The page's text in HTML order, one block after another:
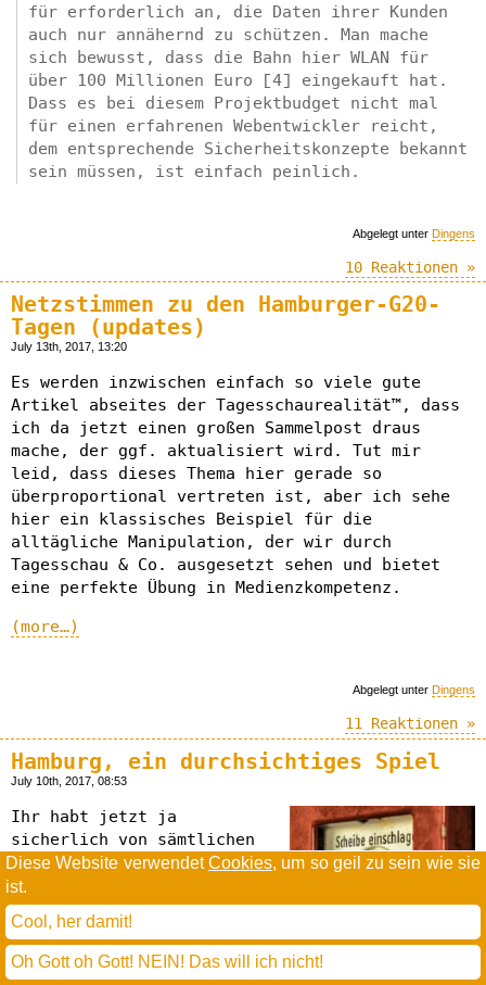
Diese Website verwendetCookies, um so geil zu sein wie sie
ist.
Cool, her damit!
Oh Gott oh Gott! NEIN! Das will ich nicht!
für erforderlich an, die Daten ihrer Kunden
auch nur annähernd zu schützen. Man mache
sich bewusst, dass die Bahn hier WLAN für
über 100 Millionen Euro [4] eingekauft hat.
Dass es bei diesem Projektbudget nicht mal
für einen erfahrenen Webentwickler reicht,
dem entsprechende Sicherheitskonzepte bekannt
sein müssen, ist einfach peinlich.
Abgelegt unter Dingens
10 Reaktionen »
Netzstimmen zu den Hamburger-G20-
Tagen (updates)
July 13th, 2017, 13:20
Es werden inzwischen einfach so viele gute
Artikel abseites der Tagesschaurealität™, dass
ich da jetzt einen großen Sammelpost draus
mache, der ggf. aktualisiert wird. Tut mir
leid, dass dieses Thema hier gerade so
überproportional vertreten ist, aber ich sehe
hier ein klassisches Beispiel für die
alltägliche Manipulation, der wir durch
Tagesschau & Co. ausgesetzt sehen und bietet
eine perfekte Übung in Medienzkompetenz.
(more…)
Abgelegt unter Dingens
11 Reaktionen »
Hamburg, ein durchsichtiges Spiel
July 10th, 2017, 08:53
Ihr habt jetzt ja
sicherlich von sämtlichen
Quaitätsmedien zu hören
bekommen, wie fies der
linke Terror unterschätzt
wurde und dass die arme
Polizei mehr Leute
benötigt, um unser Kapital